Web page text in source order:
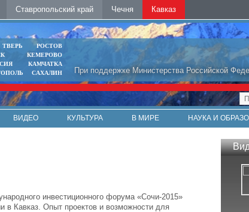
Ставропольский край Чечня Кавказ
При поддержке Министерства Российской
ТВЕРЬ
РОСТОВ
КЕМЕРОВО
КАМЧАТКА
САХАЛИН
ВИДЕО КУЛЬТУРА В МИРЕ НАУКА И
инвестиционного форума «Сочи-2015»
в Кавказ. Опыт проектов и возможности для